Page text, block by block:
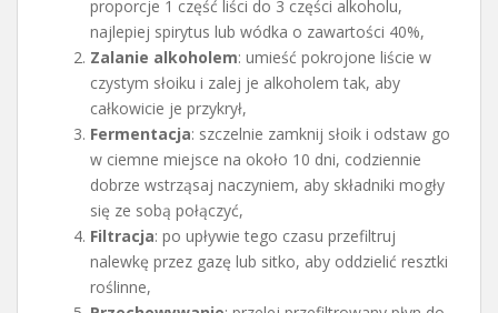
proporcje 1 część liści do 3 części alkoholu,
najlepiej spirytus lub wódka o zawartości 40%,
Zalanie alkoholem: umieść pokrojone liście w
czystym słoiku i zalej je alkoholem tak, aby
całkowicie je przykrył,
Fermentacja: szczelnie zamknij słoik i odstaw go
w ciemne miejsce na około 10 dni, codziennie
dobrze wstrząsaj naczyniem, aby składniki mogły
się ze sobą połączyć,
Filtracja: po upływie tego czasu przefiltruj
nalewkę przez gazę lub sitko, aby oddzielić resztki
roślinne,